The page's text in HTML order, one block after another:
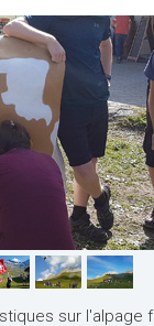
sur l'alpage